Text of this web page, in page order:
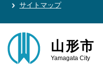
サイトマップ
山形市
Yamagata City